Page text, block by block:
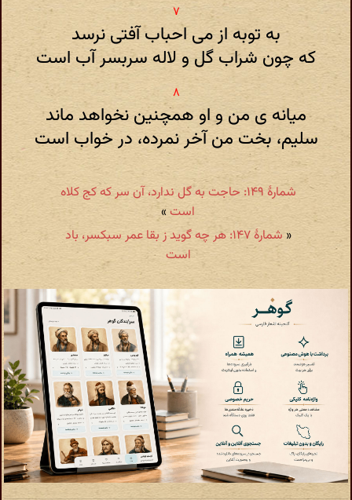
به توبه از می احباب آفتی نرسد
که چون شراب گل و لاله سربسر آب است
میانه ی من و او همچنین نخواهد ماند
سلیم، بخت من آخر نمرده، در خواب است
شمارهٔ ۱۴۹: حاجت به گل ندارد، آن سر که کج کلاه
است»
«
شمارهٔ ۱۴۷: هر چه گوید ز بقا عمر سبکسر، باد
است